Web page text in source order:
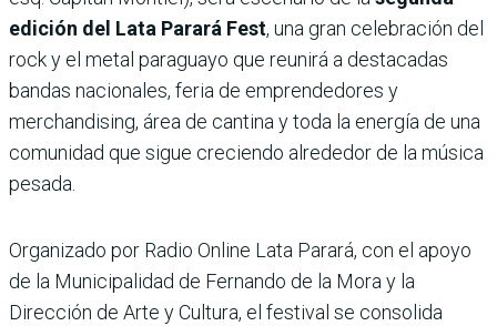
edición del Lata Parará Fest, una gran celebración del
rock y el metal paraguayo que reunirá a destacadas
bandas nacionales, feria de emprendedores y
merchandising, área de cantina y toda la energía de una
comunidad que sigue creciendo alrededor de la música
pesada.
Organizado por Radio Online Lata Parará, con el apoyo
de la Municipalidad de Fernando de la Mora y la
Dirección de Arte y Cultura, el festival se consolida